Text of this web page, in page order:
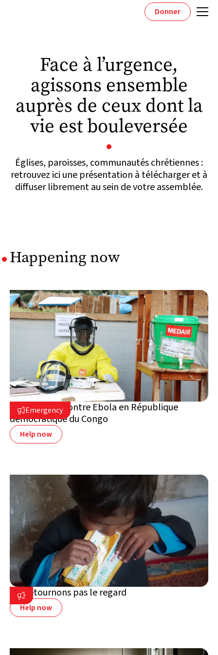
Donner
Face à l’urgence,
agissons ensemble
auprès de ceux dont la
vie est bouleversée
Églises, paroisses, communautés chrétiennes :
retrouvez ici une présentation à télécharger et à
diffuser librement au sein de votre assemblée.
Happening now
Emergency
Intervention contre Ebola en République
démocratique du Congo
Help now

Ne détournons pas le regard
Help now